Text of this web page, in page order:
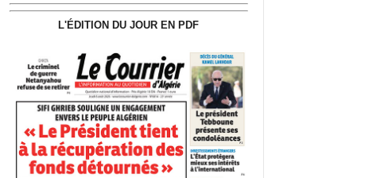
L'ÉDITION DU JOUR EN PDF